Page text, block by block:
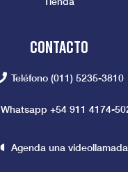
Contacto
Teléfono (011) 5235-3810
Whatsapp +54 911 4174-
Agenda una videollamada